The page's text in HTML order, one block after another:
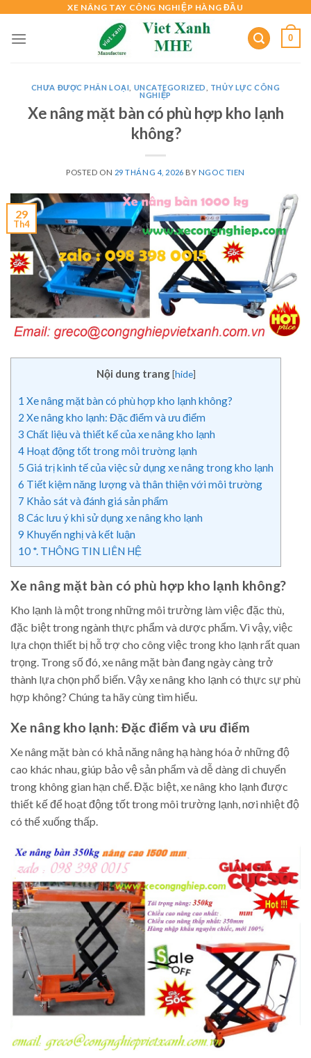
content
XE NÂNG TAY CÔNG NGHIỆP HÀNG ĐẦU
0
CHƯA ĐƯỢC PHÂN LOẠI UNCATEGORIZED
THỦY LỰC CÔNG
NGHIỆP
Xe nâng mặt bàn có phù hợp kho lạnh
không?
POSTED ON 29 THÁNG 4, 2026 BY NGOC TIEN
29
Th4
Nội dung trang [hide]
1 Xe nâng mặt bàn có phù hợp kho lạnh không?
2 Xe nâng kho lạnh: Đặc điểm và ưu điểm
3 Chất liệu và thiết kế của xe nâng kho lạnh
4 Hoạt động tốt trong môi trường lạnh
5 Giá trị kinh tế của việc sử dụng xe nâng trong kho lạnh
6 Tiết kiệm năng lượng và thân thiện với môi trường
7 Khảo sát và đánh giá sản phẩm
8 Các lưu ý khi sử dụng xe nâng kho lạnh
9 Khuyến nghị và kết luận
10 *. THÔNG TIN LIÊN HỆ
Xe nâng mặt bàn có phù hợp kho lạnh không?
Kho lạnh là một trong những môi trường làm việc đặc thù,
đặc biệt trong ngành thực phẩm và dược phẩm. Vì vậy, việc
lựa chọn thiết bị hỗ trợ cho công việc trong kho lạnh rất quan
trọng. Trong số đó, xe nâng mặt bàn đang ngày càng trở
thành lựa chọn phổ biến. Vậy xe nâng kho lạnh có thực sự phù
hợp không? Chúng ta hãy cùng tìm hiểu.
Xe nâng kho lạnh: Đặc điểm và ưu điểm
Xe nâng mặt bàn có khả năng nâng hạ hàng hóa ở những độ
cao khác nhau, giúp bảo vệ sản phẩm và dễ dàng di chuyển
trong không gian hạn chế. Đặc biệt, xe nâng kho lạnh được
thiết kế để hoạt động tốt trong môi trường lạnh, nơi nhiệt độ
có thể xuống thấp.